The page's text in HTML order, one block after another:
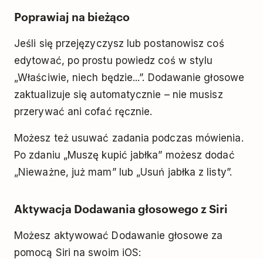
Poprawiaj na bieżąco
Jeśli się przejęzyczysz lub postanowisz coś
edytować, po prostu powiedz coś w stylu
„Właściwie, niech będzie...”. Dodawanie głosowe
zaktualizuje się automatycznie – nie musisz
przerywać ani cofać ręcznie.
Możesz też usuwać zadania podczas mówienia.
Po zdaniu „Muszę kupić jabłka” możesz dodać
„Nieważne, już mam” lub „Usuń jabłka z listy”.
Aktywacja Dodawania głosowego z Siri
Możesz aktywować Dodawanie głosowe za
pomocą Siri na swoim iOS: